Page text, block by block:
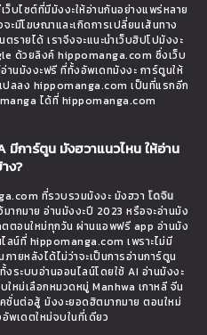
ว็บไซต์ที่มีมังงะให้อ่านกันอย่างแพร่หลาย
ะมีโฆษณาและเกิดการเปลี่ยนเส้นทาง
ายได้ เราจึงจะแนะนำเว็บฮิปโปมังงะ
ด้วยลิงค์ hippomanga.com ซึ่งเว็บ
นมังงะฟรี ที่ทั้งอัพเดทมังงะ การ์ตูนให้
ลลง hippomanga.com เป็นที่แรกอีก
ได้ที่ hippomanga.com
มีการ์ตูน มังฮวาแนวไหน ให้อ่าน
ง?
ที่รวบรวมมังงะ มังฮวา โดจิน
ากมาย อ่านมังงะปี 2023 หรือจะอ่านมัง
ตอนใหม่ทุกวัน ผ่านแอพฟรี app อ่านมัง
ลน์ที่ hippomanga.com เพราะไม่มี
ายหลังได้ไม่ว่าจะเป็นการอ่านการ์ตูน
ระบบอ่านออนไลน์โดยใช้ AI อ่านมังงะ
หม่เลือกหมวดหมู่ Manhwa เกาหลี จีน
ชั่นต่อสู้ มังงะยอดฮิตมากมาย ตอนใหม่
พเดตใหม่จบในที่เดียว